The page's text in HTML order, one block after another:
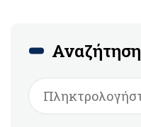
Αναζήτηση